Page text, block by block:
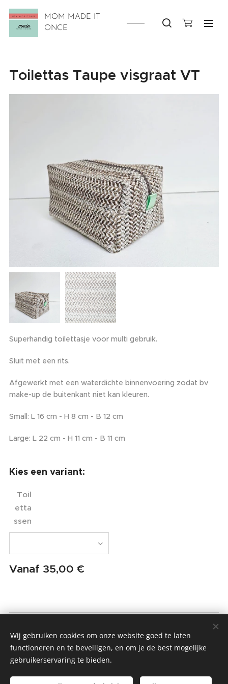
MOM MADE IT
ONCE
Toilettas Taupe visgraat VT
Superhandig toilettasje voor multi gebruik.
Sluit met een rits.
Afgewerkt met een waterdichte binnenvoering zodat bv
make-up de buitenkant niet kan kleuren.
Small: L 16 cm - H 8 cm - B 12 cm
Large: L 22 cm - H 11 cm - B 11 cm
Kies een variant:
Toil
etta
ssen
Vanaf 35,00 €
Alle rechten voorbehouden 2022
Algemene Voorwaarden & Privacybeleid
Wij gebruiken cookies om onze website goed te laten
functioneren en te beveiligen, en om je de best mogelijke
gebruikerservaring te bieden.